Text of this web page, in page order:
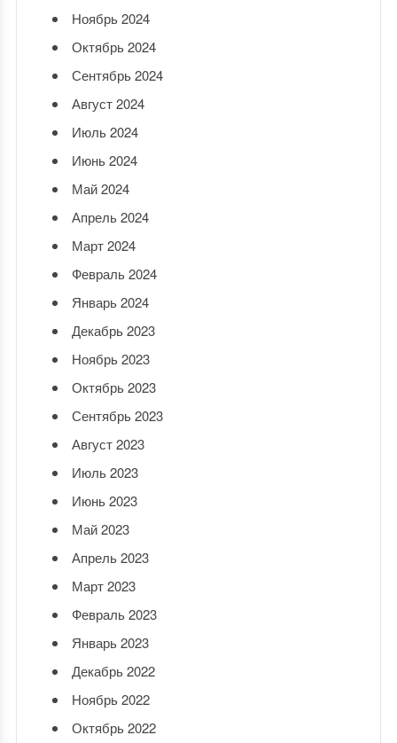
Ноябрь 2024
Октябрь 2024
Сентябрь 2024
Август 2024
Июль 2024
Июнь 2024
Май 2024
Апрель 2024
Март 2024
Февраль 2024
Январь 2024
Декабрь 2023
Ноябрь 2023
Октябрь 2023
Сентябрь 2023
Август 2023
Июль 2023
Июнь 2023
Май 2023
Апрель 2023
Март 2023
Февраль 2023
Январь 2023
Декабрь 2022
Ноябрь 2022
Октябрь 2022